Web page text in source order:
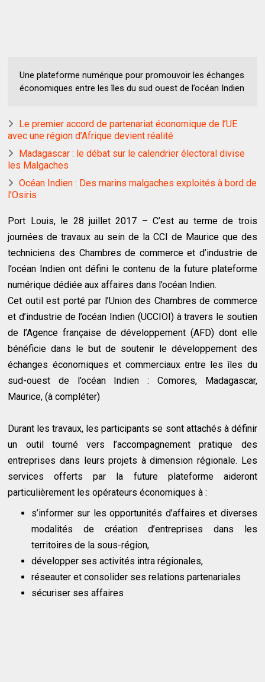
Une plateforme numérique pour promouvoir les échanges
économiques entre les îles du sud ouest de l’océan Indien
Le premier accord de partenariat économique de l’UE
avec une région d’Afrique devient réalité
Madagascar : le débat sur le calendrier électoral divise
les Malgaches
Océan Indien : Des marins malgaches exploités à bord de
l'Osiris
Port Louis, le 28 juillet 2017 – C’est au terme de trois
journées de travaux au sein de la CCI de Maurice que des
techniciens des Chambres de commerce et d’industrie de
l’océan Indien ont défini le contenu de la future plateforme
numérique dédiée aux affaires dans l’océan Indien.
Cet outil est porté par l’Union des Chambres de commerce
et d’industrie de l’océan Indien (UCCIOI) à travers le soutien
de l’Agence française de développement (AFD) dont elle
bénéficie dans le but de soutenir le développement des
échanges économiques et commerciaux entre les îles du
sud-ouest de l’océan Indien : Comores, Madagascar,
Maurice, (à compléter)
Durant les travaux, les participants se sont attachés à définir
un outil tourné vers l’accompagnement pratique des
entreprises dans leurs projets à dimension régionale. Les
services offerts par la future plateforme aideront
particulièrement les opérateurs économiques à :
s’informer sur les opportunités d’affaires et diverses
modalités de création d’entreprises dans les
territoires de la sous-région,
développer ses activités intra régionales,
réseauter et consolider ses relations partenariales
sécuriser ses affaires